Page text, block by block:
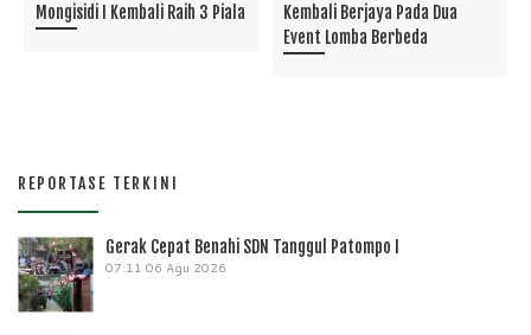
Mongisidi I Kembali Raih 3 Piala
Kembali Berjaya Pada Dua
Event Lomba Berbeda
REPORTASE TERKINI
Gerak Cepat Benahi SDN Tanggul Patompo I
07:11 06 Agu 2026